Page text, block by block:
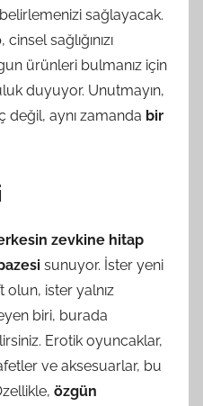
belirlemenizi sağlayacak.
sağlığınızı
ürünleri bulmanız için
duyuyor. Unutmayın,
değil, aynı zamanda bir
zevkine hitap
sunuyor. İster yeni
ister yalnız
biri, burada
Erotik oyuncaklar,
ve aksesuarlar, bu
özgün